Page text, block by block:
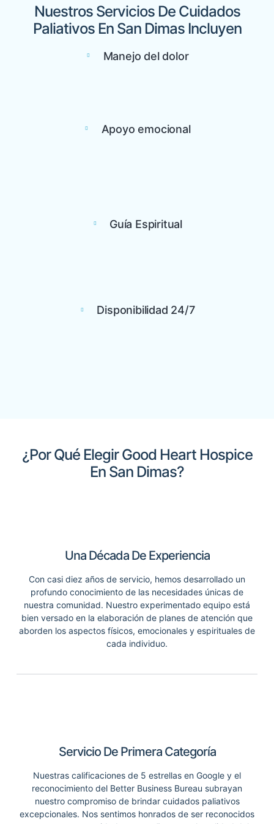
Nuestros Servicios De Cuidados
Paliativos En San Dimas Incluyen
Manejo del dolor
Apoyo emocional
Guía Espiritual
Disponibilidad 24/7
¿Por Qué Elegir Good Heart Hospice
En San Dimas?
Una Década De Experiencia
Con casi diez años de servicio, hemos desarrollado un
profundo conocimiento de las necesidades únicas de
nuestra comunidad. Nuestro experimentado equipo está
bien versado en la elaboración de planes de atención que
aborden los aspectos físicos, emocionales y espirituales de
cada individuo.
Servicio De Primera Categoría
Nuestras calificaciones de 5 estrellas en Google y el
reconocimiento del Better Business Bureau subrayan
nuestro compromiso de brindar cuidados paliativos
excepcionales. Nos sentimos honrados de ser reconocidos